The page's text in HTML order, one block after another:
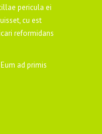
pericula ei
cu est
reformidans
ad primis